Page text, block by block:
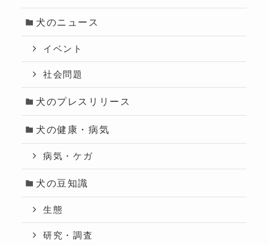
犬のニュース
イベント
社会問題
犬のプレスリリース
犬の健康・病気
病気・ケガ
犬の豆知識
生態
研究・調査